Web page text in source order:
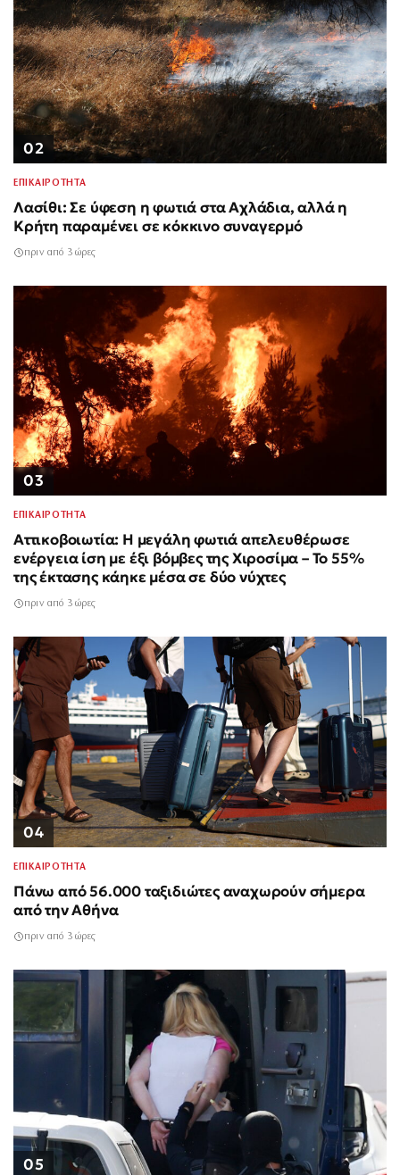
02
ΕΠΙΚΑΙΡΟΤΗΤΑ
Λασίθι: Σε ύφεση η φωτιά στα Αχλάδια, αλλά η
Κρήτη παραμένει σε κόκκινο συναγερμό
πριν από 3 ώρες
03
ΕΠΙΚΑΙΡΟΤΗΤΑ
Αττικοβοιωτία: Η μεγάλη φωτιά απελευθέρωσε
ενέργεια ίση με έξι βόμβες της Χιροσίμα – Το 55%
της έκτασης κάηκε μέσα σε δύο νύχτες
πριν από 3 ώρες
04
ΕΠΙΚΑΙΡΟΤΗΤΑ
Πάνω από 56.000 ταξιδιώτες αναχωρούν σήμερα
από την Αθήνα
πριν από 3 ώρες
05